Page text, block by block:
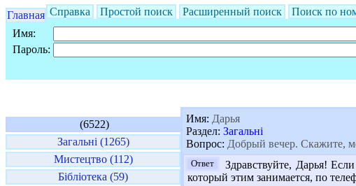
Главная Справка Простой поиск Расширенный поиск Поиск по
Имя:
Пароль:
(6522)
Загальні (1265)
Мистецтво (112)
Бібліотека (59)
Имя: Дарья
Раздел: Загальні
Вопрос: Добрый вечер. Скажите,
Ответ
Здравствуйте, Дарья!
который этим занимается, по